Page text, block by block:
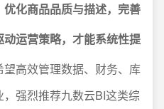
化商品品质与描述，完善
运营策略，才能系统性提
望高效管理数据、财务、库
强烈推荐九数云BI这类综